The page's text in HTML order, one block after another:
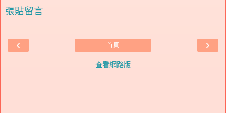
張貼留言
‹ ›
首頁
查看網路版